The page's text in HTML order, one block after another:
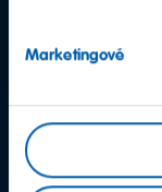
Marketingové